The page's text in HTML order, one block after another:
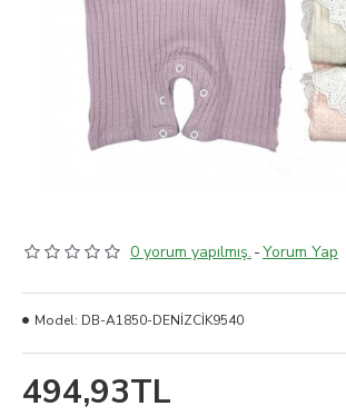
0 yorum yapılmış. -Yorum Yap
494,93TL
Model: DB-A1850-DENİZCİK9540